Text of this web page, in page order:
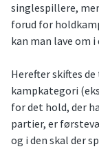
singlespillere,
forud for
kan man lave om
Herefter skiftes
kampkategori
for det hold, der
partier, er
og i den skal der